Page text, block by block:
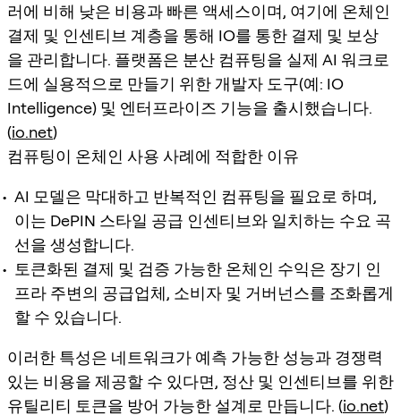
러에 비해 낮은 비용과 빠른 액세스이며, 여기에 온체인
결제 및 인센티브 계층을 통해 IO를 통한 결제 및 보상
을 관리합니다. 플랫폼은 분산 컴퓨팅을 실제 AI 워크로
드에 실용적으로 만들기 위한 개발자 도구(예: IO
Intelligence) 및 엔터프라이즈 기능을 출시했습니다.
(io.net)
컴퓨팅이 온체인 사용 사례에 적합한 이유
AI 모델은 막대하고 반복적인 컴퓨팅을 필요로 하며,
이는 DePIN 스타일 공급 인센티브와 일치하는 수요 곡
선을 생성합니다.
토큰화된 결제 및 검증 가능한 온체인 수익은 장기 인
프라 주변의 공급업체, 소비자 및 거버넌스를 조화롭게
할 수 있습니다.
이러한 특성은 네트워크가 예측 가능한 성능과 경쟁력
있는 비용을 제공할 수 있다면, 정산 및 인센티브를 위한
유틸리티 토큰을 방어 가능한 설계로 만듭니다. (io.net)